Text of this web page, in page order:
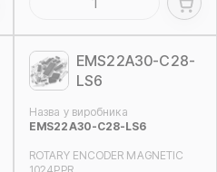
EMS22A30-C28-
LS6
Назва у виробника
EMS22A30-C28-LS6
ROTARY ENCODER MAGNETIC